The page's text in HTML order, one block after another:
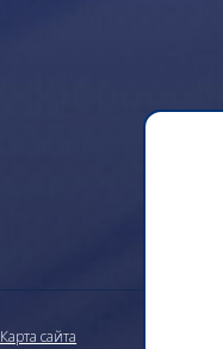
Карта сайта